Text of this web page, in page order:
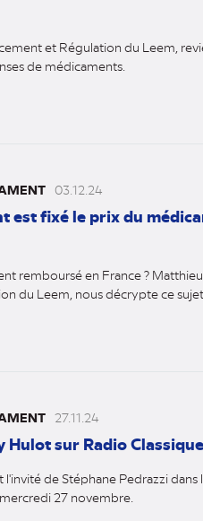
et Régulation du Leem,
de médicaments.
03.12.24
est fixé le prix du
remboursé en France ?
du Leem, nous décrypte ce
27.11.24
sur Radio Classique
de Stéphane Pedrazzi dans
27 novembre.